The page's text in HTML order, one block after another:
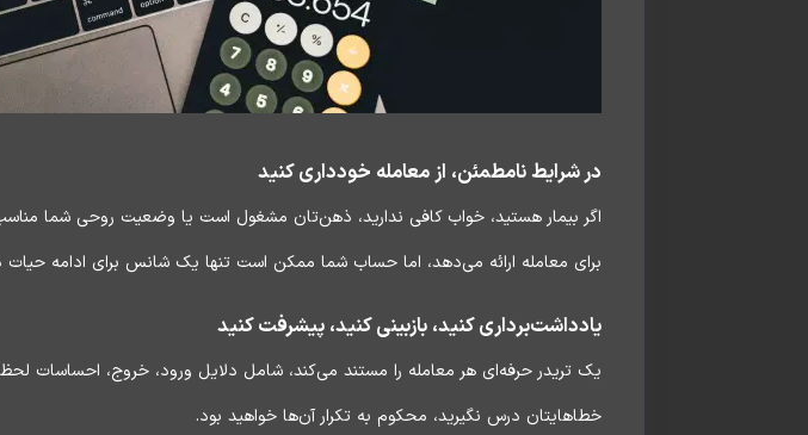
در شرایط نامطمئن، از معامله خودداری کنید
اگر بیمار هستید، خواب کافی ندارید، ذهن‌تان مشغول است یا وضعیت روحی شما
برای معامله ارائه می‌دهد، اما حساب شما ممکن است تنها یک شانس برای ادامه حیات
یادداشت‌برداری کنید، بازبینی کنید، پیشرفت کنید
یک تریدر حرفه‌ای هر معامله را مستند می‌کند، شامل دلایل ورود، خروج، احساسات
خطاهایتان درس نگیرید، محکوم به تکرار آن‌ها خواهید بود.